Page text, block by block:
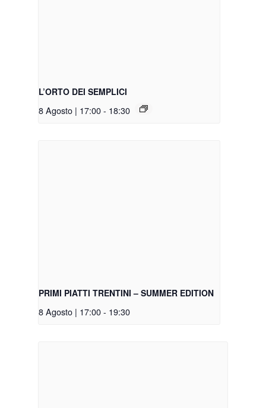
L’ORTO DEI SEMPLICI
8 Agosto | 17:00- 18:30
PRIMI PIATTI TRENTINI – SUMMER EDITION
8 Agosto | 17:00- 19:30